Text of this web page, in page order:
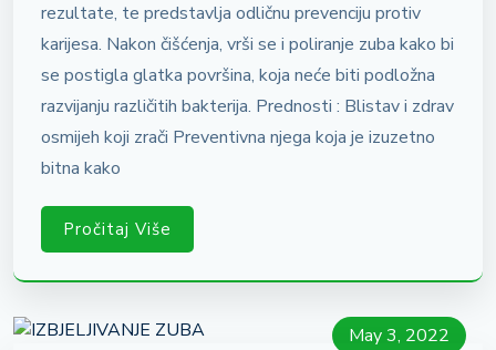
rezultate, te predstavlja odličnu prevenciju protiv
karijesa. Nakon čišćenja, vrši se i poliranje zuba kako bi
se postigla glatka površina, koja neće biti podložna
razvijanju različitih bakterija. Prednosti : Blistav i zdrav
osmijeh koji zrači Preventivna njega koja je izuzetno
bitna kako
Pročitaj Više
May 3, 2022